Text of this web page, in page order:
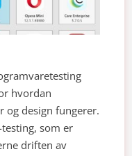
hvordan
og design fungerer.
som er
driften av